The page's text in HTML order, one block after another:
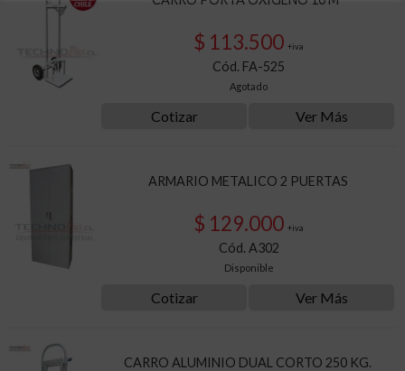
$ 113.500 +iva
Cód. FA-525
Agotado
Cotizar Ver Más
ARMARIO METALICO 2 PUERTAS
$ 129.000 +iva
Cód. A302
Disponible
Cotizar Ver Más
CARRO ALUMINIO DUAL CORTO 250 KG.